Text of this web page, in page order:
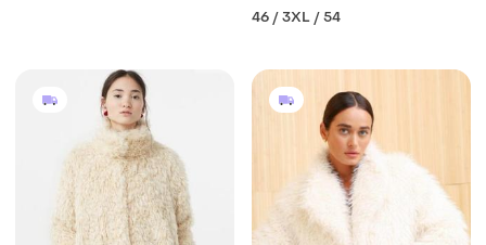
46 / 3XL / 54